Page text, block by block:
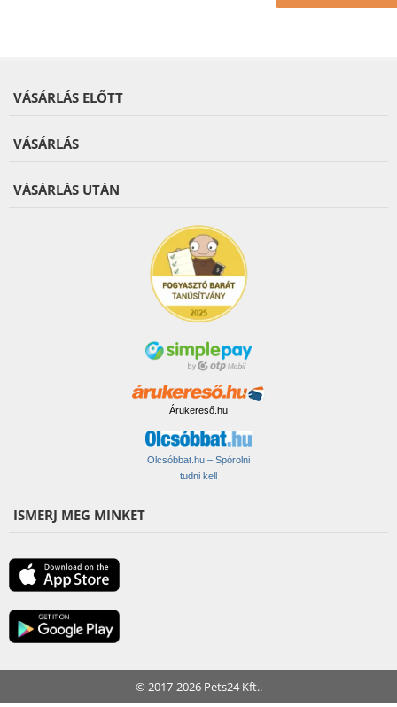
VÁSÁRLÁS ELŐTT
VÁSÁRLÁS
VÁSÁRLÁS UTÁN
Árukereső.hu
Olcsóbbat.hu – Spórolni
tudni kell
ISMERJ MEG MINKET
© 2017-2026 Pets24 Kft..